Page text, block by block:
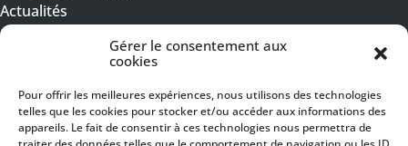
Gérer le consentement aux
cookies
Pour offrir les meilleures expériences, nous utilisons des technologies
telles que les cookies pour stocker et/ou accéder aux informations des
appareils. Le fait de consentir à ces technologies nous permettra de
Actualités
Presse
Programme PDF
Billetterie